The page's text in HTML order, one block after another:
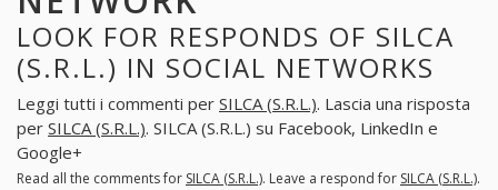
LOOK FOR RESPONDS OF SILCA
(S.R.L.) IN SOCIAL NETWORKS
Leggi tutti i commenti per SILCA (S.R.L.). Lascia una risposta
per SILCA (S.R.L.). SILCA (S.R.L.) su Facebook, LinkedIn e
Google+
Read all the comments for SILCA (S.R.L.). Leave a respond for SILCA (S.R.L.).